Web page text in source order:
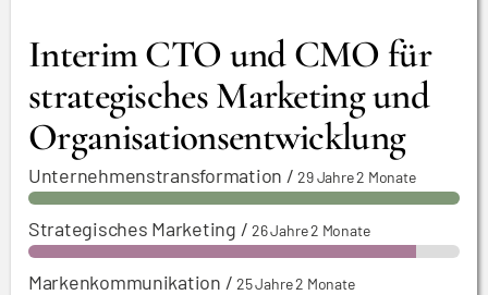
Interim CTO und CMO für
strategisches Marketing und
Organisationsentwicklung
Unternehmenstransformation /29 Jahre 2 Monate
Strategisches Marketing / 26 Jahre 2 Monate
Markenkommunikation /25 Jahre 2 Monate